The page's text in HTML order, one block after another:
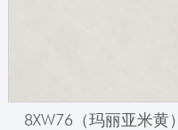
8XW76（玛丽亚米黄）